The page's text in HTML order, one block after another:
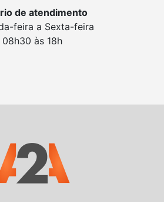
de atendimento
feira a Sexta-feira
08h30 às 18h